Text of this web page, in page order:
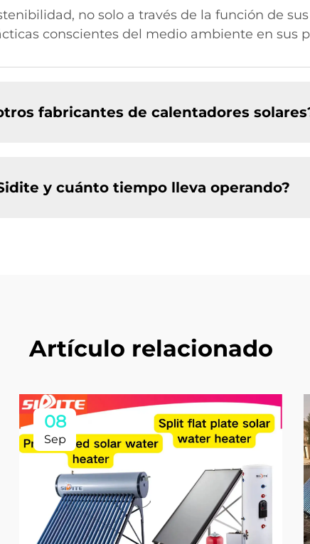
no solo a través de la función de
conscientes del medio ambiente en sus
fabricantes de calentadores
y cuánto tiempo lleva operando?
Artículo relacionado
08
Sep